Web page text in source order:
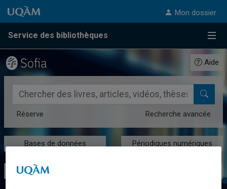
Passer au contenu
Accéder au menu principal
Accéder à la recherche
Passer au contenu
Accéder au menu principal
Mon dossier
Service des bibliothèques
Aide
Rechercher dans le catalogue des bibliothèques de l'UQAM
Réserve Recherche avancée
Bases de données Périodiques numériques
Livres numériques